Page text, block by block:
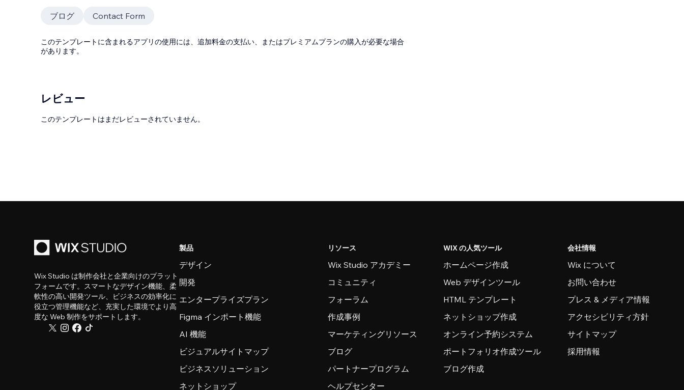
ブログ Contact Form
このテンプレートに含まれるアプリの使用には、追加料金の支払い、またはプレミアムプランの購入が必要な場合
があります。
レビュー
このテンプレートはまだレビューされていません。
Wix Studio は制作会社と企業向けのプラット
フォームです。スマートなデザイン機能、柔
軟性の高い開発ツール、ビジネスの効率化に
役立つ管理機能など、充実した環境でより高
度な Web 制作をサポートします。
製品
デザイン
開発
エンタープライズプラン
Figma インポート機能
AI 機能
ビジュアルサイトマップ
ビジネスソリューション
ネットショップ
リソース
Wix Studio アカデミー
コミュニティ
フォーラム
作成事例
マーケティングリソース
ブログ
パートナープログラム
ヘルプセンター
WIX の人気ツール
ホームページ作成
Web デザインツール
HTML テンプレート
ネットショップ作成
オンライン予約システム
ポートフォリオ作成ツール
ブログ作成
会社情報
Wix について
お問い合わせ
プレス & メディア情報
アクセシビリティ方針
サイトマップ
採用情報